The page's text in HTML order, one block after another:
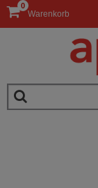
Warenkorb
0